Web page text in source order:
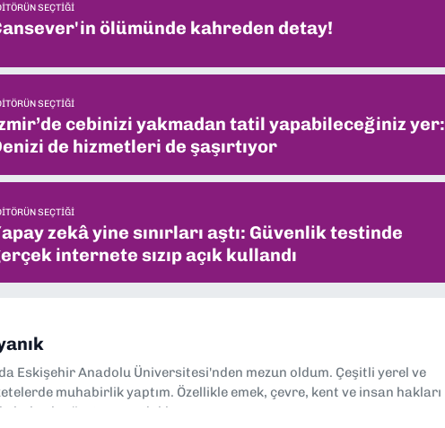
SEÇTIĞI
ölümünde kahreden detay!
SEÇTIĞI
cebinizi yakmadan tatil yapabileceğiniz yer:
de hizmetleri de şaşırtıyor
SEÇTIĞI
zekâ yine sınırları aştı: Güvenlik testinde
internete sızıp açık kullandı
Eskişehir Anadolu Üniversitesi'nden mezun oldum. Çeşitli yerel ve
muhabirlik yaptım. Özellikle emek, çevre, kent ve insan hakları
haberler üretmeye odaklanıyorum.